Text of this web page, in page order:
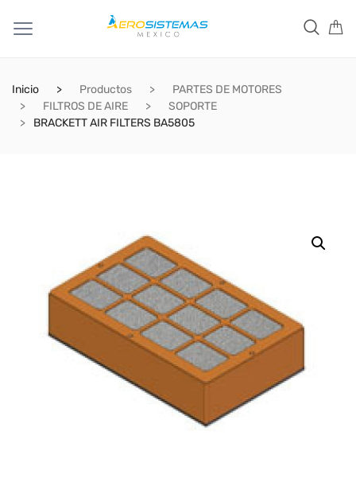
Inicio Productos
PARTES DE MOTORES
FILTROS DE AIRE
SOPORTE
BRACKETT AIR FILTERS BA5805